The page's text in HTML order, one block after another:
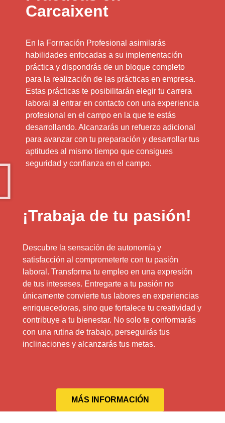
Carcaixent
En la Formación Profesional asimilarás
habilidades enfocadas a su implementación
práctica y dispondrás de un bloque completo
para la realización de las prácticas en empresa.
Estas prácticas te posibilitarán elegir tu carrera
laboral al entrar en contacto con una experiencia
profesional en el campo en la que te estás
desarrollando. Alcanzarás un refuerzo adicional
para avanzar con tu preparación y desarrollar tus
aptitudes al mismo tiempo que consigues
seguridad y confianza en el campo.
¡Trabaja de tu pasión!
Descubre la sensación de autonomía y
satisfacción al comprometerte con tu pasión
laboral. Transforma tu empleo en una expresión
de tus inteseses. Entregarte a tu pasión no
únicamente convierte tus labores en experiencias
enriquecedoras, sino que fortalece tu creatividad y
contribuye a tu bienestar. No solo te conformarás
con una rutina de trabajo, perseguirás tus
inclinaciones y alcanzarás tus metas.
MÁS INFORMACIÓN